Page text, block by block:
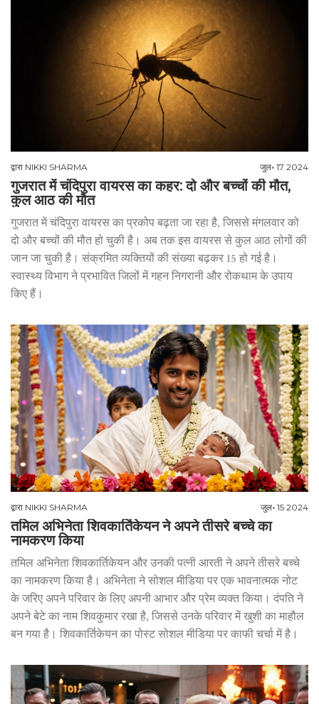
द्वारा NIKKI SHARMA जुल॰ 17 2024
गुजरात में चंदिपुरा वायरस का कहर: दो और बच्चों की मौत,
कुल आठ की मौत
गुजरात में चंदिपुरा वायरस का प्रकोप बढ़ता जा रहा है, जिससे मंगलवार को
दो और बच्चों की मौत हो चुकी है। अब तक इस वायरस से कुल आठ लोगों की
जान जा चुकी है। संक्रमित व्यक्तियों की संख्या बढ़कर 15 हो गई है।
स्वास्थ्य विभाग ने प्रभावित जिलों में गहन निगरानी और रोकथाम के उपाय
किए हैं।
द्वारा NIKKI SHARMA जुल॰ 15 2024
तमिल अभिनेता शिवकार्तिकेयन ने अपने तीसरे बच्चे का
नामकरण किया
तमिल अभिनेता शिवकार्तिकेयन और उनकी पत्नी आरती ने अपने तीसरे बच्चे
का नामकरण किया है। अभिनेता ने सोशल मीडिया पर एक भावनात्मक नोट
के जरिए अपने परिवार के लिए अपनी आभार और प्रेम व्यक्त किया। दंपति ने
अपने बेटे का नाम शिवकुमार रखा है, जिससे उनके परिवार में खुशी का माहौल
बन गया है। शिवकार्तिकेयन का पोस्ट सोशल मीडिया पर काफी चर्चा में है।